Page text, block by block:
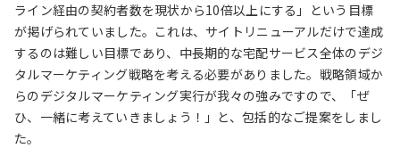
ライン経由の契約者数を現状から10倍以上にする」という目標
が掲げられていました。これは、サイトリニューアルだけで達成
するのは難しい目標であり、中長期的な宅配サービス全体のデジ
タルマーケティング戦略を考える必要がありました。戦略領域か
らのデジタルマーケティング実行が我々の強みですので、「ぜ
ひ、一緒に考えていきましょう！」と、包括的なご提案をしまし
た。